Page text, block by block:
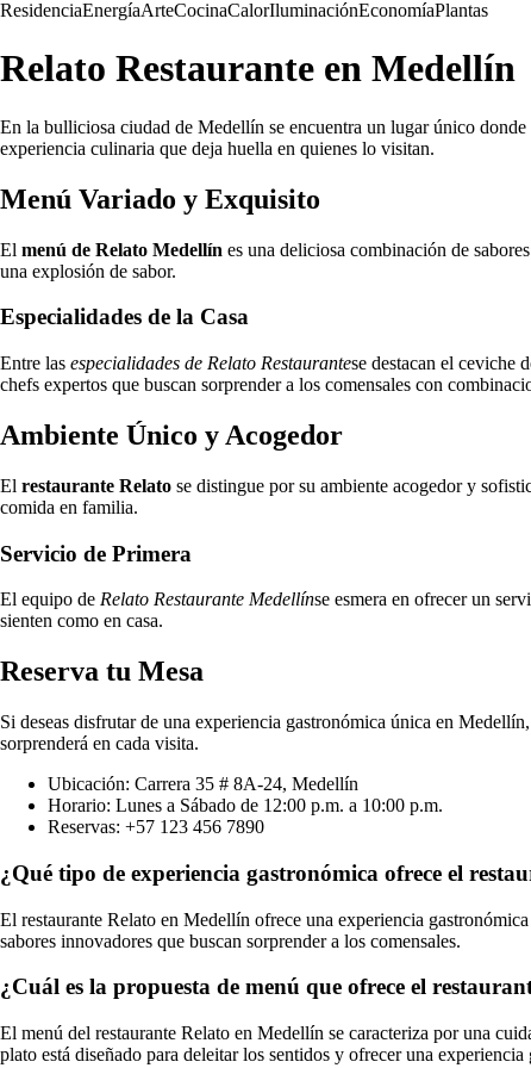
ResidenciaEnergíaArteCocinaCalorIluminaciónEconomíaPlantas
Relato Restaurante en Medellín
En la bulliciosa ciudad de Medellín se encuentra un lugar único
experiencia culinaria que deja huella en quienes lo visitan.
Menú Variado y Exquisito
El menú de Relato Medellín es una deliciosa combinación de
una explosión de sabor.
Especialidades de la Casa
Entre las especialidades de Relato Restaurantese destacan el ceviche
chefs expertos que buscan sorprender a los comensales con
Ambiente Único y Acogedor
El restaurante Relato se distingue por su ambiente acogedor y
comida en familia.
Servicio de Primera
El equipo de Relato Restaurante Medellínse esmera en ofrecer un
sienten como en casa.
Reserva tu Mesa
Si deseas disfrutar de una experiencia gastronómica única en
sorprenderá en cada visita.
Ubicación: Carrera 35 # 8A-24, Medellín
Horario: Lunes a Sábado de 12:00 p.m. a 10:00 p.m.
Reservas: +57 123 456 7890
¿Qué tipo de experiencia gastronómica ofrece el
El restaurante Relato en Medellín ofrece una experiencia
sabores innovadores que buscan sorprender a los comensales.
¿Cuál es la propuesta de menú que ofrece el
El menú del restaurante Relato en Medellín se caracteriza por una
plato está diseñado para deleitar los sentidos y ofrecer una